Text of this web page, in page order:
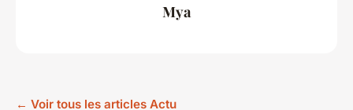
Mya
← Voir tous les articles Actu